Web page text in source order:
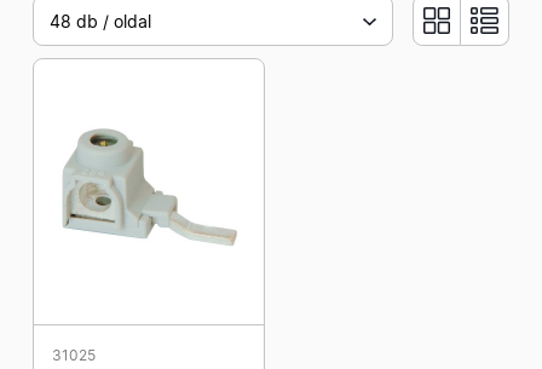
48 db / oldal
31025